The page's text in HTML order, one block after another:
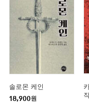
솔로몬 케인
18,900원